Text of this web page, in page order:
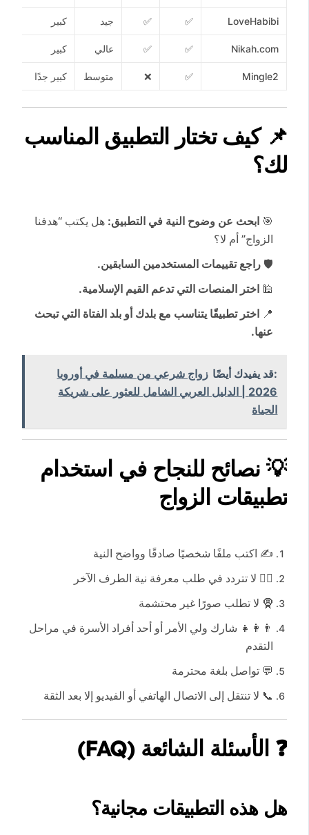
LoveHabibi
✅
✅ جيد كبير
Nikah.com
✅
✅ عالي كبير
Mingle2
✅
❌ متوسط كبير جدًا
📌كيف تختار التطبيق المناسب
لك؟
🎯 ابحث عن وضوح النية في التطبيق: هل يكتب “هدفنا
الزواج” أم لا؟
🛡️ راجع تقييمات المستخدمين السابقين.
🕌 اختر المنصات التي تدعم القيم الإسلامية.
📍 اختر تطبيقًا يتناسب مع بلدك أو بلد الفتاة التي تبحث
عنها.
:قد يفيدك أيضًا زواج شرعي من مسلمة في أوروبا
2026 | الدليل العربي الشامل للعثور على شريكة
الحياة
💡نصائح للنجاح في استخدام
تطبيقات الزواج
✍️ اكتب ملفًا شخصيًا صادقًا وواضح النية
🙋‍♂️ لا تتردد في طلب معرفة نية الطرف الآخر
🧕 لا تطلب صورًا غير محتشمة
👨‍👩‍👧 شارك ولي الأمر أو أحد أفراد الأسرة في مراحل
التقدم
💬 تواصل بلغة محترمة
📞 لا تنتقل إلى الاتصال الهاتفي أو الفيديو إلا بعد الثقة
❓الأسئلة الشائعة (FAQ)
هل هذه التطبيقات مجانية؟